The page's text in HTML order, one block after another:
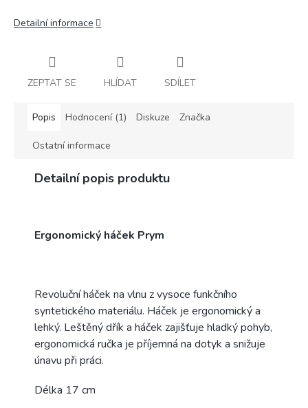
Detailní informace
ZEPTAT SE HLÍDAT SDÍLET
Popis Hodnocení (1) Diskuze Značka
Ostatní informace
Detailní popis produktu
Ergonomický háček Prym
Revoluční háček na vlnu z vysoce funkčního
syntetického materiálu. Háček je ergonomický a
lehký. Leštěný dřík a háček zajišťuje hladký pohyb,
ergonomická ručka je příjemná na dotyk a snižuje
únavu při práci.
Délka 17 cm